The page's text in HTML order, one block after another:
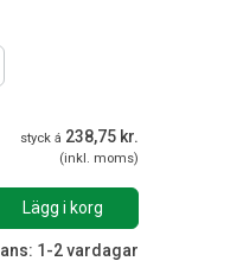
styck á 238,75 kr.
(inkl. moms)
Lägg i korg
1-2 vardagar